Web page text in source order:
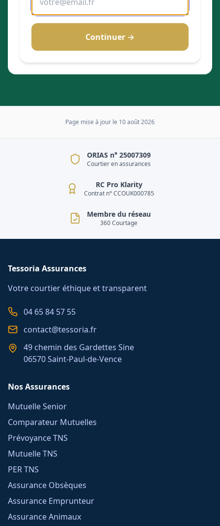
Continuer →
Page mise à jour le 10 août 2026
ORIAS n° 25007309
Courtier en assurances
RC Pro Klarity
Contrat n° CCOUK000785
Membre du réseau
360 Courtage
Tessoria Assurances
Votre courtier éthique et transparent
04 65 84 57 55
contact@tessoria.fr
49 chemin des Gardettes Sine
06570 Saint-Paul-de-Vence
Nos Assurances
Mutuelle Senior
Comparateur Mutuelles
Prévoyance TNS
Mutuelle TNS
PER TNS
Assurance Obsèques
Assurance Emprunteur
Assurance Animaux